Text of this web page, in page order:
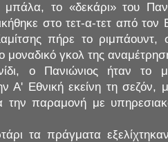
το «δεκάρι» του
στο τετ-α-τετ από
πήρε το ριμπάουντ,
μοναδικό γκολ της
ο Πανιώνιος ήταν το
Α' Εθνική εκείνη τη σεζόν,
την παραμονή με
τα πράγματα